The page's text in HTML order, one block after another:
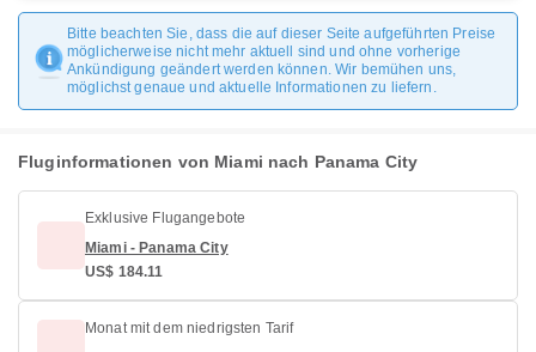
Bitte beachten Sie, dass die auf dieser Seite aufgeführten Preise
möglicherweise nicht mehr aktuell sind und ohne vorherige
Ankündigung geändert werden können. Wir bemühen uns,
möglichst genaue und aktuelle Informationen zu liefern.
Fluginformationen von Miami nach Panama City
Exklusive Flugangebote
Miami - Panama City
US$ 184.11
Monat mit dem niedrigsten Tarif